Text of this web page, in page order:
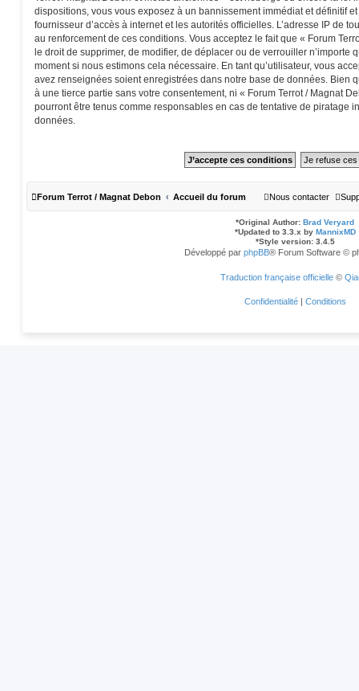
dispositions, vous vous exposez à un bannissement immédiat et définitif
fournisseur d’accès à internet et les autorités officielles. L’adresse IP de
au renforcement de ces conditions. Vous acceptez le fait que « Forum
le droit de supprimer, de modifier, de déplacer ou de verrouiller n’importe
moment si nous estimons cela nécessaire. En tant qu’utilisateur, vous
avez renseignées soient enregistrées dans notre base de données. Bien
à une tierce partie sans votre consentement, ni « Forum Terrot / Magnat
pourront être tenus comme responsables en cas de tentative de piratage
données.
Forum Terrot / Magnat Debon Accueil du forum Nous contacter
*Original Author: Brad Veryard
*Updated to 3.3.x by MannixMD
*Style version: 3.4.5
Développé par phpBB® Forum Software ©
Traduction française officielle©
Confidentialité | Conditions